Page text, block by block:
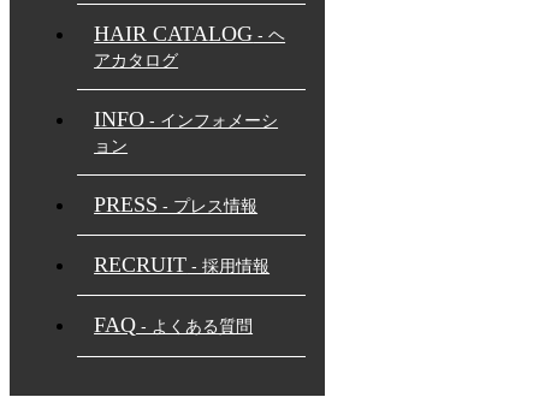
HAIR CATALOG - ヘ
アカタログ
INFO - インフォメーシ
ョン
PRESS - プレス情報
RECRUIT - 採用情報
FAQ - よくある質問